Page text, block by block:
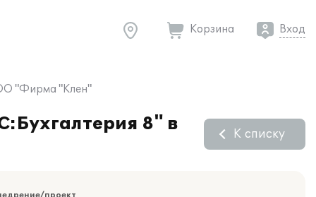
Корзина Вход
"Фирма "Клен"
8" в
К списку